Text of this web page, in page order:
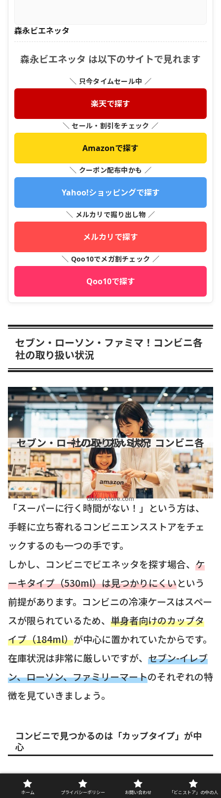
森永ビエネッタ
森永ビエネッタ は以下のサイトで見れます
＼ 只今タイムセール中 ／
楽天で探す
＼ セール・割引をチェック ／
Amazonで探す
＼ クーポン配布中かも ／
Yahoo!ショッピングで探す
＼ メルカリで掘り出し物 ／
メルカリで探す
＼ Qoo10でメガ割チェック ／
Qoo10で探す
セブン・ローソン・ファミマ！コンビニ各
社の取り扱い状況
doko-store.com
セブン・ローソン・ファミマ！コンビニ各社の取り扱い状況
「スーパーに行く時間がない！」という方は、
手軽に立ち寄れるコンビニエンスストアをチェ
ックするのも一つの手です。
しかし、コンビニでビエネッタを探す場合、 ケ
ーキタイプ（530ml）は見つかりにくいという
前提があります。コンビニの冷凍ケースはスペー
スが限られているため、 単身者向けのカップタ
イプ（184ml）が中心に置かれていたからです。
在庫状況は非常に厳しいですが、 セブン-イレブ
ン、ローソン、ファミリーマートのそれぞれの特
徴を見ていきましょう。
コンビニで見つかるのは「カップタイプ」が中
心
コンビニで見かけるビエネッタは、主に「ビエ
ホーム プライバシーポリシー お問い合わせ 「どこストア」の中の人